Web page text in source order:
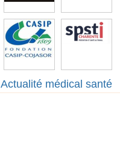
Actualité médical santé